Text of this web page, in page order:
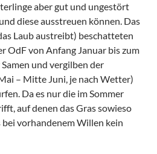
aber gut und ungestört
diese ausstreuen können. Das
Laub austreibt) beschatteten
OdF von Anfang Januar bis zum
und vergilben der
– Mitte Juni, je nach Wetter)
Da es nur die im Sommer
auf denen das Gras sowieso
bei vorhandenem Willen kein